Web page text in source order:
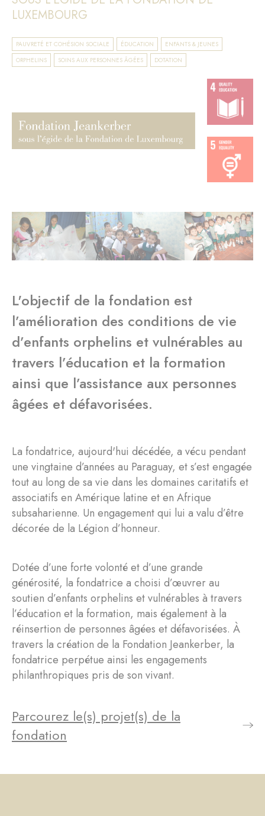
LUXEMBOURG
PAUVRETÉ ET COHÉSION SOCIALE ÉDUCATION
ENFANTS & JEUNES
ORPHELINS
SOINS AUX PERSONNES ÂGÉES DOTATION
L'objectif de la fondation est
l’amélioration des conditions de vie
d’enfants orphelins et vulnérables au
travers l’éducation et la formation
ainsi que l’assistance aux personnes
âgées et défavorisées.
La fondatrice, aujourd'hui décédée, a vécu pendant
une vingtaine d’années au Paraguay, et s’est engagée
tout au long de sa vie dans les domaines caritatifs et
associatifs en Amérique latine et en Afrique
subsaharienne. Un engagement qui lui a valu d’être
décorée de la Légion d’honneur.
Dotée d’une forte volonté et d’une grande
générosité, la fondatrice a choisi d’œuvrer au
soutien d’enfants orphelins et vulnérables à travers
l’éducation et la formation, mais également à la
réinsertion de personnes âgées et défavorisées. À
travers la création de la Fondation Jeankerber, la
fondatrice perpétue ainsi les engagements
philanthropiques pris de son vivant.
Parcourez le(s) projet(s) de la
fondation